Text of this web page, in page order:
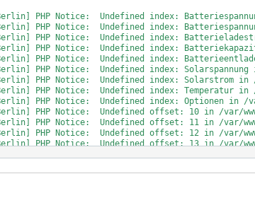
PHP Notice:  Undefined index:
PHP Notice:  Undefined index:
Berlin] PHP Notice:  Undefined index:
Berlin] PHP Notice:  Undefined index:
Berlin] PHP Notice:  Undefined index:
PHP Notice:  Undefined index:
Berlin] PHP Notice:  Undefined index: Solarstrom
PHP Notice:  Undefined index: Temperatur
Berlin] PHP Notice:  Undefined index: Optionen in
PHP Notice:  Undefined offset: 10 in /var/
PHP Notice:  Undefined offset: 11 in /var/
PHP Notice:  Undefined offset: 12 in /var/
PHP Notice:  Undefined offset: 13 in /var/
PHP Notice:  Undefined offset: 15 in /var/
PHP Notice:  Undefined offset: 16 in /var/
PHP Notice:  Undefined offset: 17 in /var/